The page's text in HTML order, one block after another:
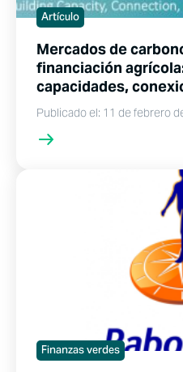
Artículo
Mercados de
financiación
capacidades,
Publicado el: 11 de febrero
Finanzas verdes